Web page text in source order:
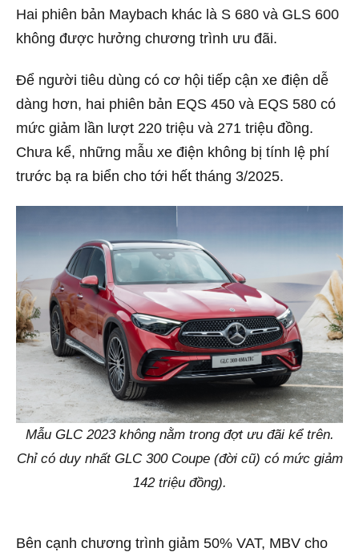
Hai phiên bản Maybach khác là S 680 và GLS 600
không được hưởng chương trình ưu đãi.
Để người tiêu dùng có cơ hội tiếp cận xe điện dễ
dàng hơn, hai phiên bản EQS 450 và EQS 580 có
mức giảm lần lượt 220 triệu và 271 triệu đồng.
Chưa kể, những mẫu xe điện không bị tính lệ phí
trước bạ ra biển cho tới hết tháng 3/2025.
Mẫu GLC 2023 không nằm trong đợt ưu đãi kể trên.
Chỉ có duy nhất GLC 300 Coupe (đời cũ) có mức giảm
142 triệu đồng).
Bên cạnh chương trình giảm 50% VAT, MBV cho